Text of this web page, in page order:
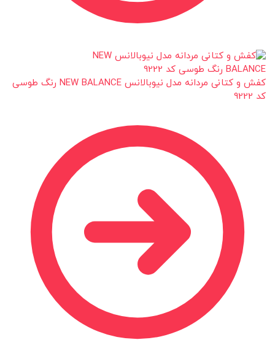
کفش و کتانی مردانه مدل نیوبالانس NEW BALANCE رنگ طوسی
کد 9222